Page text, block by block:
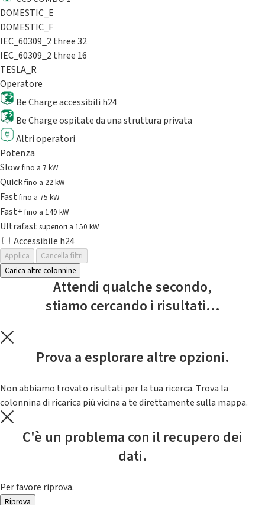
DOMESTIC_E
DOMESTIC_F
IEC_60309_2 three 32
IEC_60309_2 three 16
TESLA_R
Operatore
Be Charge accessibili h24
Be Charge ospitate da una struttura privata
Altri operatori
Potenza
Slowfino a 7 kW
Quickfino a 22 kW
Fastfino a 75 kW
Fast+fino a 149 kW
Ultrafast superiori a 150 kW
Accessibile h24
Applica
Cancella filtri
Carica altre colonnine
Attendi qualche secondo,
stiamo cercando i risultati...
Prova a esplorare altre opzioni.
Non abbiamo trovato risultati per la tua ricerca. Trova la
colonnina di ricarica piú vicina a te direttamente sulla mappa.
C'è un problema con il recupero dei
dati.
Per favore riprova.
Riprova